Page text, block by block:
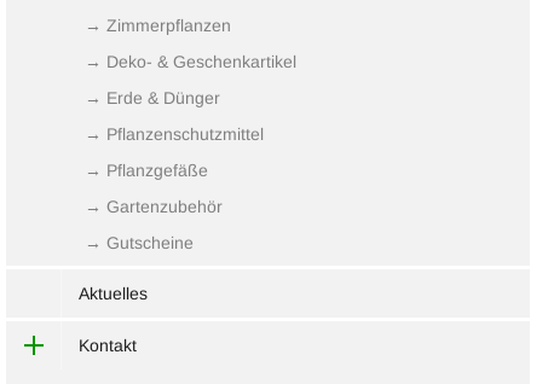
→ Zimmerpflanzen
→ Deko- & Geschenkartikel
→ Erde & Dünger
→ Pflanzenschutzmittel
→ Pflanzgefäße
→ Gartenzubehör
→ Gutscheine
Aktuelles
Kontakt